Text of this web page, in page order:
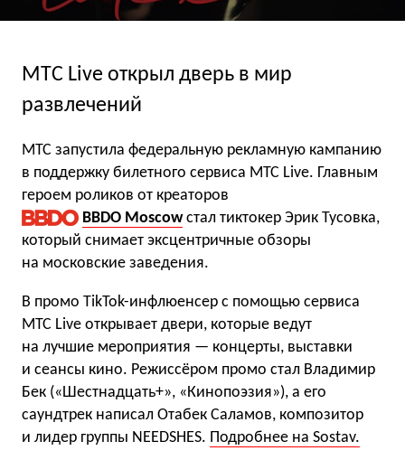
MTC Live открыл дверь в мир
развлечений
МТС запустила федеральную рекламную кампанию
в поддержку билетного сервиса МТС Live. Главным
героем роликов от креаторов
BBDO Moscow стал тиктокер Эрик Тусовка,
который снимает эксцентричные обзоры
на московские заведения.
В промо TikTok-инфлюенсер с помощью сервиса
МТС Live открывает двери, которые ведут
на лучшие мероприятия — концерты, выставки
и сеансы кино. Режиссёром промо стал Владимир
Бек («Шестнадцать+», «Кинопоэзия»), а его
саундтрек написал Отабек Саламов, композитор
и лидер группы NEEDSHES. Подробнее на Sostav.